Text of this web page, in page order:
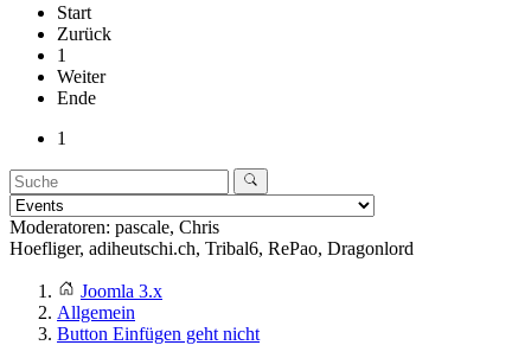
Start
Zurück
1
Weiter
Ende
1
Moderatoren: pascale, Chris
Hoefliger, adiheutschi.ch, Tribal6, RePao, Dragonlord
Joomla 3.x
Allgemein
Button Einfügen geht nicht